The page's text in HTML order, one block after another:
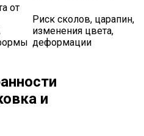
от
Риск сколов, царапин,
изменения цвета,
деформации
и